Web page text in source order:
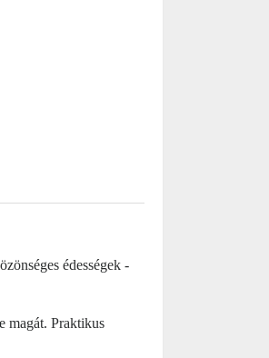
édességek -
magát. Praktikus